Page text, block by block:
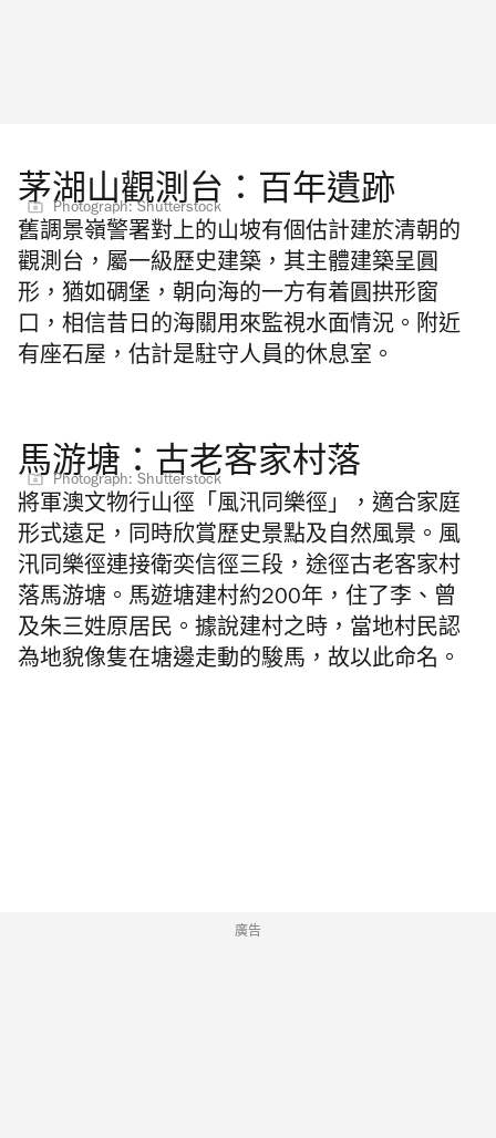
茅湖山觀測台：百年遺跡
Photograph: Shutterstock
舊調景嶺警署對上的山坡有個估計建於清朝的
觀測台，屬一級歷史建築， 其主體建築呈圓
形，猶如碉堡，朝向海的一方有着圓拱形窗
口，相信昔日的海關用來監視水面情況。附近
有座石屋，估計是駐守人員的休息室。
馬游塘：古老客家村落
Photograph: Shutterstock
將軍澳文物行山徑「風汛同樂徑」，適合家庭
形式遠足，同時欣賞歷史景點及自然風景。 風
汛同樂徑連接衛奕信徑三段，途徑古老客家村
落馬游塘。馬遊塘建村約200年，住了李、曾
及朱三姓原居民。據說建村之時，當地村民認
為地貌像隻在塘邊走動的駿馬，故以此命名。
廣告